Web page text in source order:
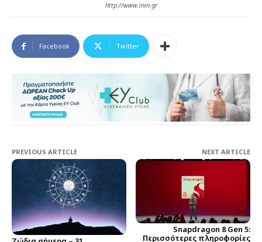
http://www.inin.gr
Facebook Twitter
PREVIOUS ARTICLE NEXT ARTICLE
Snapdragon 8 Gen 5:
Περισσότερες πληροφορίες